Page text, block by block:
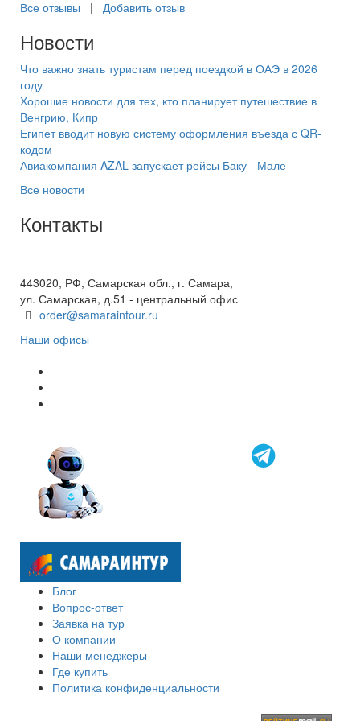
Все отзывы | Добавить отзыв
Новости
Что важно знать туристам перед поездкой в ОАЭ в 2026
году
Хорошие новости для тех, кто планирует путешествие в
Венгрию, Кипр
Египет вводит новую систему оформления въезда с QR-
кодом
Авиакомпания AZAL запускает рейсы Баку - Мале
Все новости
Контакты
443020, РФ, Самарская обл., г. Самара,
ул. Самарская, д.51 - центральный офис
order@samaraintour.ru
Наши офисы
Блог
Вопрос-ответ
Заявка на тур
О компании
Наши менеджеры
Где купить
Политика конфиденциальности